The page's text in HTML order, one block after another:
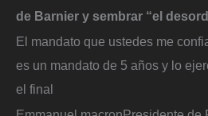
de Barnier y sembrar “el
El mandato que ustedes me
es un mandato de 5 años y lo
el final